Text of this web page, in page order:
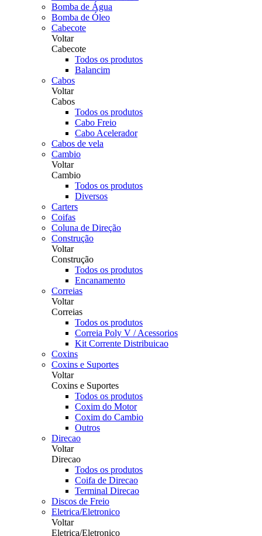
Bomba de Água
Bomba de Óleo
Cabecote
Voltar
Cabecote
Todos os produtos
Balancim
Cabos
Voltar
Cabos
Todos os produtos
Cabo Freio
Cabo Acelerador
Cabos de vela
Cambio
Voltar
Cambio
Todos os produtos
Diversos
Carters
Coifas
Coluna de Direção
Construção
Voltar
Construção
Todos os produtos
Encanamento
Correias
Voltar
Correias
Todos os produtos
Correia Poly V / Acessorios
Kit Corrente Distribuicao
Coxins
Coxins e Suportes
Voltar
Coxins e Suportes
Todos os produtos
Coxim do Motor
Coxim do Cambio
Outros
Direcao
Voltar
Direcao
Todos os produtos
Coifa de Direcao
Terminal Direcao
Discos de Freio
Eletrica/Eletronico
Voltar
Eletrica/Eletronico